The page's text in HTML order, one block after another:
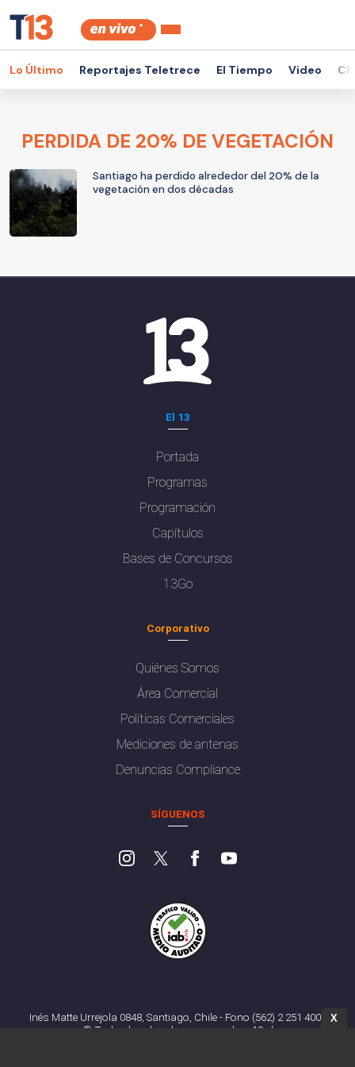
Lo Último Reportajes Teletrece El Tiempo Video
PERDIDA DE 20% DE VEGETACIÓN
Santiago ha perdido alrededor del 20% de la
vegetación en dos décadas
El 13
Portada
Programas
Programación
Capítulos
Bases de Concursos
13Go
Corporativo
Quiénes Somos
Área Comercial
Políticas Comerciales
Mediciones de antenas
Denuncias Compliance
SÍGUENOS
Inés Matte Urrejola 0848, Santiago, Chile - Fono (562) 2 251 4000
© Todos los derechos reservados. 13.cl
X